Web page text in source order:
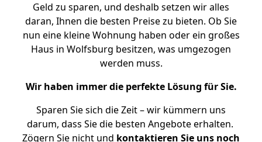
Geld zu sparen, und deshalb setzen wir alles
daran, Ihnen die besten Preise zu bieten. Ob Sie
nun eine kleine Wohnung haben oder ein großes
Haus in Wolfsburg besitzen, was umgezogen
werden muss.
Wir haben immer die perfekte Lösung für Sie.
Sparen Sie sich die Zeit – wir kümmern uns
darum, dass Sie die besten Angebote erhalten.
Zögern Sie nicht und kontaktieren Sie uns noch